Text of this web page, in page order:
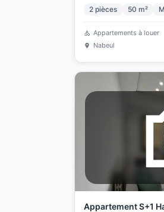
2 pièces 50 m²
Appartements à louer
Nabeul
Appartement S+1